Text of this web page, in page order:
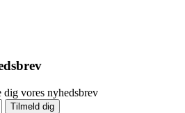
dig vores nyhedsbrev
Tilmeld dig